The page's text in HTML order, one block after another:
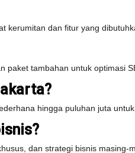
kerumitan dan fitur yang
paket tambahan untuk optimasi
hingga puluhan juta
dan strategi bisnis masing-